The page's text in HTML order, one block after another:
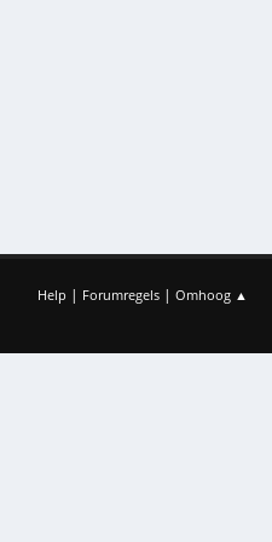
Help | Forumregels | Omhoog ▲